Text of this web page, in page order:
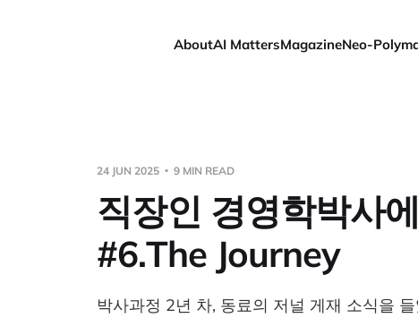
AboutAI MattersMagazineNeo-
24 JUN 2025 9 MIN READ
직장인 경영학박사
#6.The Journey
박사과정 2년 차, 동료의 저널 게재 소식을